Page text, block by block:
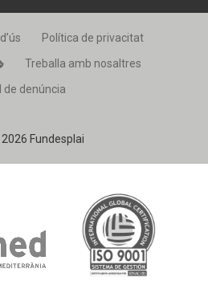
Fundesplai
Política de privacitat
Treballa amb nosaltres
de denúncia